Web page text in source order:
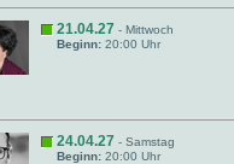
21.04.27 - Mittwoch
Beginn: 20:00 Uhr
24.04.27 - Samstag
Beginn: 20:00 Uhr